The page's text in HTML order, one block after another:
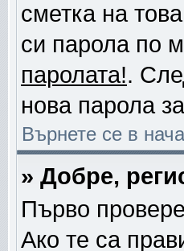
сметка на
си парола по
паролата!.
нова парола
Върнете се в
» Добре,
Първо
Ако те са